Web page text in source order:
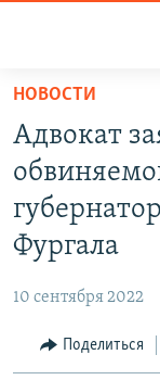
доступа
Вернуться
основному
содержанию
Вернутся
навигации
ПОДКАСТЫ
АВТОРСКИЕ
ЦИТАТЫ
КУЛЬТУРА
IDEL.РЕАЛИИ
НОВОСТИ
Адвокат
Фургала
10 сентября 2022
Поделиться